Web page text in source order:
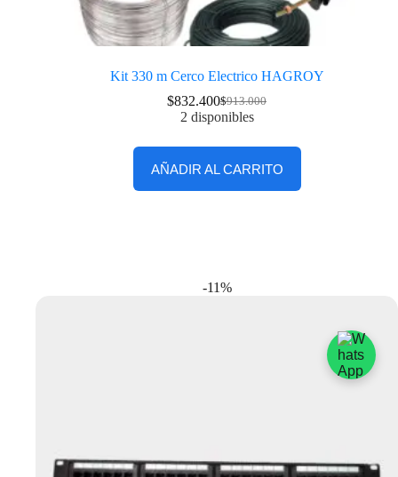
Kit 330 m Cerco Electrico HAGROY
$913.000
$832.400
2 disponibles
AÑADIR AL CARRITO
-11%